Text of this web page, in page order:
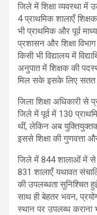
जिले में शिक्षा व्यवस्था
4 प्राथमिक शालाएँ
भी प्राथमिक और पूर्व
प्रशासन और शिक्षा
किसी भी विद्यालय में
अनुपात में शिक्षक की
मिल सके इसके लिए सतत
जिला शिक्षा अधिकारी से
जिले में पूर्व में 130
थीं, लेकिन अब
इससे शिक्षा की गुणवत्ता
जिले में 844 शालाओं में से
831 शालाएँ यथावत
की उपलब्धता सुनिश्चित
साथ ही बेहतर भवन,
स्थान पर उपलब्ध